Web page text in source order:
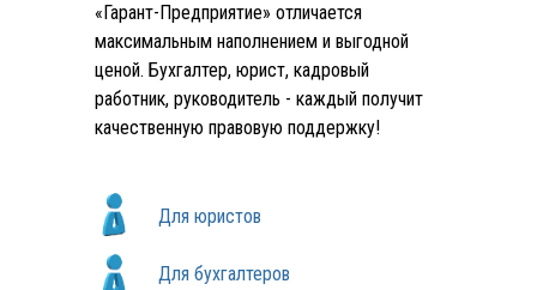
Для юристов
Для бухгалтеров
«Гарант-Предприятие» отличается
максимальным наполнением и выгодной
ценой. Бухгалтер, юрист, кадровый
работник, руководитель - каждый получит
качественную правовую поддержку!